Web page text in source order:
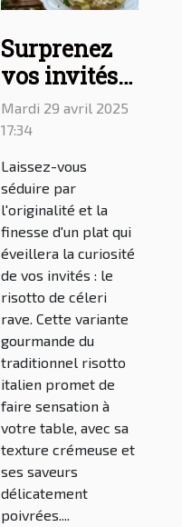
Surprenez
vos invités
avec un
délicieux
risotto de
céleri rave
Mardi 29 avril 2025
17:34
Laissez-vous
séduire par
l'originalité et la
finesse d'un plat qui
éveillera la curiosité
de vos invités : le
risotto de céleri
rave. Cette variante
gourmande du
traditionnel risotto
italien promet de
faire sensation à
votre table, avec sa
texture crémeuse et
ses saveurs
délicatement
poivrées....